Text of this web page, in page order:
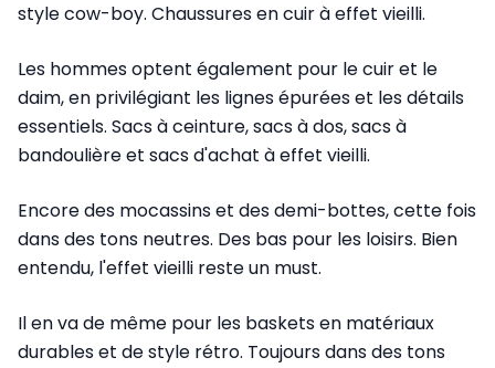
style cow-boy. Chaussures en cuir à effet vieilli.
Les hommes optent également pour le cuir et le
daim, en privilégiant les lignes épurées et les détails
essentiels. Sacs à ceinture, sacs à dos, sacs à
bandoulière et sacs d'achat à effet vieilli.
Encore des mocassins et des demi-bottes, cette fois
dans des tons neutres. Des bas pour les loisirs. Bien
entendu, l'effet vieilli reste un must.
Il en va de même pour les baskets en matériaux
durables et de style rétro. Toujours dans des tons